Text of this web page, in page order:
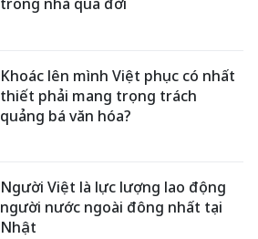
Khoác lên mình Việt phục có nhất
thiết phải mang trọng trách
quảng bá văn hóa?
Người Việt là lực lượng lao động
người nước ngoài đông nhất tại
Nhật